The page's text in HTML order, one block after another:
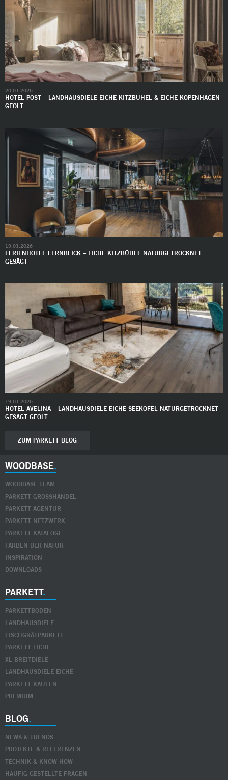
HOTEL POST – LANDHAUSDIELE EICHE KITZBÜHEL & EICHE KOPENHAGEN
GEÖLT
20.01.2026
FERIENHOTEL FERNBLICK – EICHE KITZBÜHEL NATURGETROCKNET
GESÄGT
19.01.2026
HOTEL AVELINA – LANDHAUSDIELE EICHE SEEKOFEL NATURGETROCKNET
GESÄGT GEÖLT
19.01.2026
ZUM PARKETT BLOG
WOODBASE
WOODBASE TEAM
PARKETT GROSSHANDEL
PARKETT AGENTUR
PARKETT NETZWERK
PARKETT KATALOGE
FARBEN DER NATUR
INSPIRATION
DOWNLOADS
PARKETT
PARKETTBODEN
LANDHAUSDIELE
FISCHGRÄTPARKETT
PARKETT EICHE
XL BREITDIELE
LANDHAUSDIELE EICHE
PARKETT KAUFEN
PREMIUM
BLOG
NEWS & TRENDS
PROJEKTE & REFERENZEN
TECHNIK & KNOW-HOW
HÄUFIG GESTELLTE FRAGEN